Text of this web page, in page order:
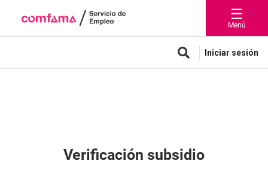
☰
Menú
Iniciar sesión
Verificación subsidio